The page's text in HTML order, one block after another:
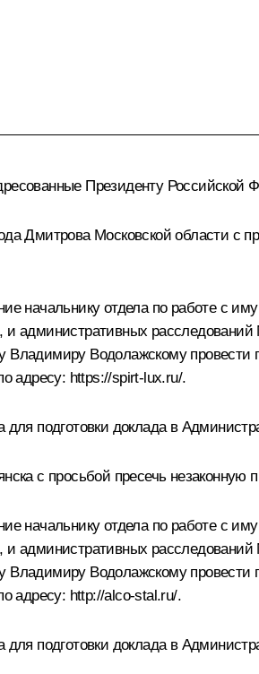
Президенту Российской
Дмитрова Московской области с
начальнику отдела по работе с
административных
Владимиру Водолажскому
адресу: https://spirt-lux.ru/.
подготовки доклада в
с просьбой пресечь незаконную
начальнику отдела по работе с
административных
Владимиру Водолажскому
адресу: http://alco-stal.ru/.
подготовки доклада в